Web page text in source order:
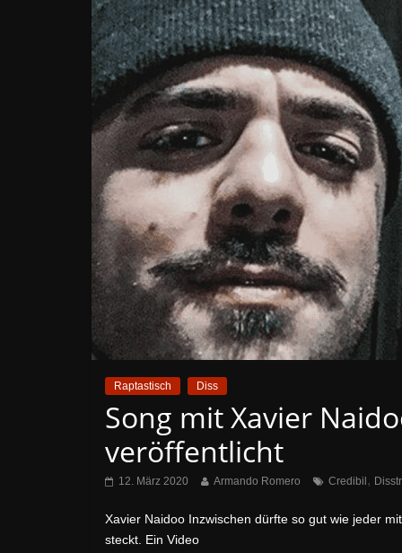
Raptastisch Diss
Song mit Xavier
veröffentlicht
12. März 2020 Armando Romero Credibil ,
Xavier Naidoo Inzwischen dürfte so gut wie jeder
steckt. Ein Video